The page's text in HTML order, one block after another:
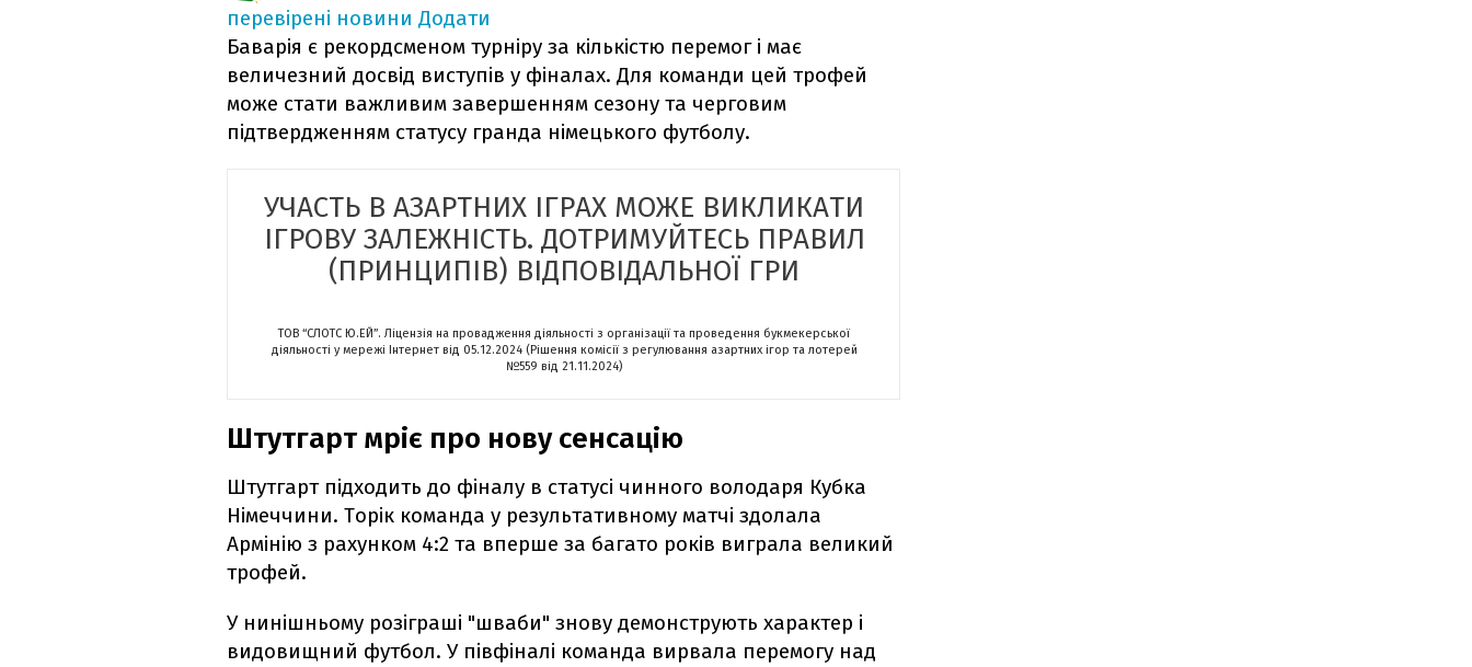
перевірені новини Додати
Баварія є рекордсменом турніру за кількістю перемог і має
величезний досвід виступів у фіналах. Для команди цей трофей
може стати важливим завершенням сезону та черговим
підтвердженням статусу гранда німецького футболу.
УЧАСТЬ В АЗАРТНИХ ІГРАХ МОЖЕ ВИКЛИКАТИ
ІГРОВУ ЗАЛЕЖНІСТЬ. ДОТРИМУЙТЕСЬ ПРАВИЛ
(ПРИНЦИПІВ) ВІДПОВІДАЛЬНОЇ ГРИ
ТОВ “СЛОТС Ю.ЕЙ”. Ліцензія на провадження діяльності з організації та проведення букмекерської
діяльності у мережі Інтернет від 05.12.2024 (Рішення комісії з регулювання азартних ігор та лотерей
№559 від 21.11.2024)
Штутгарт мріє про нову сенсацію
Штутгарт підходить до фіналу в статусі чинного володаря Кубка
Німеччини. Торік команда у результативному матчі здолала
Армінію з рахунком 4:2 та вперше за багато років виграла великий
трофей.
У нинішньому розіграші "шваби" знову демонструють характер і
видовищний футбол. У півфіналі команда вирвала перемогу над